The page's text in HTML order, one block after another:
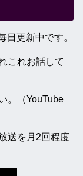
日更新中です。
これお話して
。（YouTube
送を月2回程度